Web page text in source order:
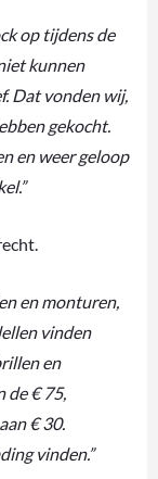
op tijdens de
kunnen
Dat vonden wij,
gekocht.
en weer geloop
en monturen,
vinden
en
de € 75,
€ 30.
vinden.”